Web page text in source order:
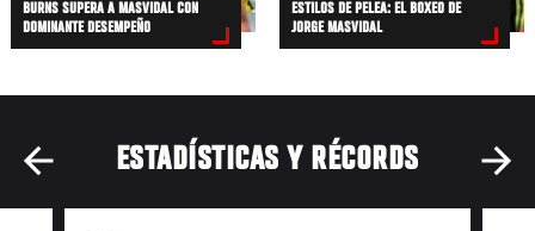
BURNS SUPERA A MASVIDAL CON
DOMINANTE DESEMPEÑO
ESTILOS DE PELEA: EL BOXEO DE
JORGE MASVIDAL
ESTADÍSTICAS Y RÉCORDS